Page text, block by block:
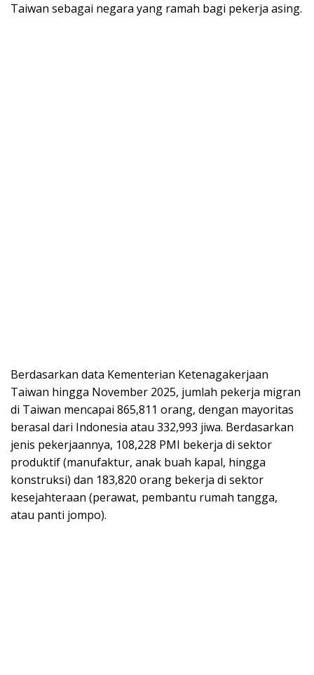
Taiwan sebagai negara yang ramah bagi pekerja asing.
Berdasarkan data Kementerian Ketenagakerjaan
Taiwan hingga November 2025, jumlah pekerja migran
di Taiwan mencapai 865,811 orang, dengan mayoritas
berasal dari Indonesia atau 332,993 jiwa. Berdasarkan
jenis pekerjaannya, 108,228 PMI bekerja di sektor
produktif (manufaktur, anak buah kapal, hingga
konstruksi) dan 183,820 orang bekerja di sektor
kesejahteraan (perawat, pembantu rumah tangga,
atau panti jompo).